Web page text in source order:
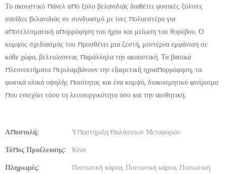
Το ακουστικό πάνελ από ξύλο βελανιδιάς διαθέτει φυσικές ξύλινες
σανίδες βελανιδιάς σε συνδυασμό με ίνες πολυεστέρα για
αποτελεσματική απορρόφηση του ήχου και μείωση του θορύβου. Ο
κομψός σχεδιασμός του προσθέτει μια ζεστή, μοντέρνα εμφάνιση σε
κάθε χώρο, βελτιώνοντας παράλληλα την ακουστική. Τα βασικά
πλεονεκτήματα περιλαμβάνουν την εξαιρετική ηχοαπορρόφηση, τα
φυσικά υλικά υψηλής ποιότητας και ένα κομψό, διακοσμητικό φινίρισμα
που ενισχύει τόσο τη λειτουργικότητα όσο και την αισθητική.
Αποστολή:
Υποστήριξη Θαλάσσιων Μεταφορών
Τόπος Προέλευσης:
Κίνα
Πληρωμές:
Πιστωτική κάρτα, Πιστωτική κάρτα, Πιστωτική